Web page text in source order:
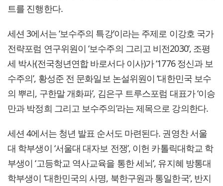
트를 진행한다.
세션 3에서는 ‘보수주의 특강’이라는 주제로 이강호 국가
전략포럼 연구위원이 ‘보수주의 그리고 비전2030’, 조평
세 박사(전국청년연합 바로서다 이사)가 ‘1776 정신과 보
수주의’, 황성준 전 문화일보 논설위원이 ‘대한민국 보수
의 뿌리, 구한말 개화파’, 김은구 트루스포럼 대표가 ‘이승
만과 박정희 그리고 보수주의’라는 제목으로 강의한다.
세션 4에서는 청년 발표 순서도 마련된다. 권영찬 서울
대 학부생이 ‘서울대 대자보 전쟁’, 이헌 카톨릭대학교 학
부생이 ‘고등학교 역사교육을 통한 세뇌’, 유지혜 방통대
학부생이 ‘대한민국의 사명, 북한구원과 통일한국’, 반지